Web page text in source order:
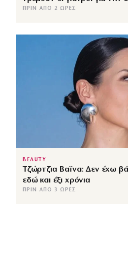
ΠΡΙΝ ΑΠΌ 2 ΏΡΕΣ
BEAUTY
Τζώρτζια Βαϊνα: Δεν έχω
εδώ και έξι χρόνια
ΠΡΙΝ ΑΠΌ 3 ΏΡΕΣ